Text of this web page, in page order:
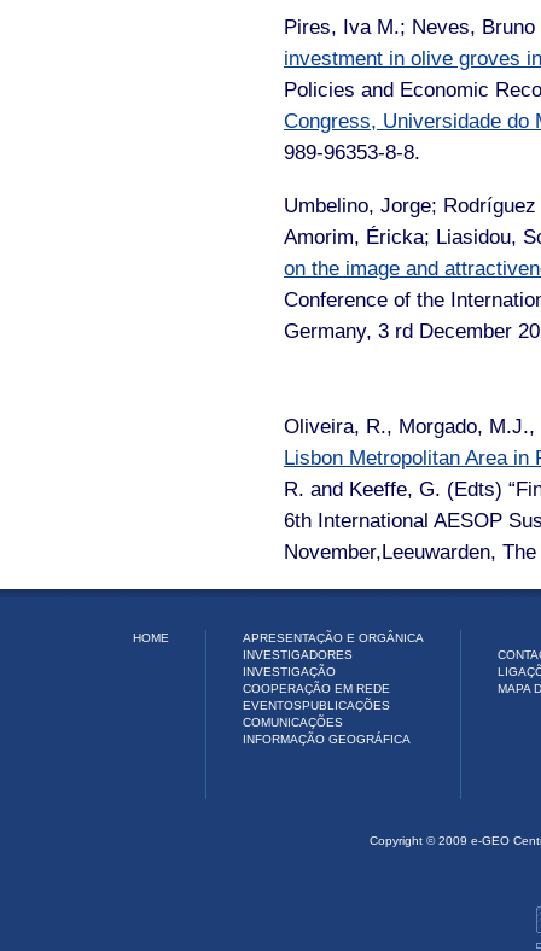
Pires, Iva M.; Neves, Bruno
investment in olive groves
Policies and Economic
Congress, Universidade do
989-96353-8-8.
Umbelino, Jorge;
Amorim, Éricka; Liasidou,
on the image and
Conference of the
Germany, 3 rd December
Oliveira, R., Morgado,
Lisbon Metropolitan Area in
R. and Keeffe, G. (Edts)
6th International AESOP
November,Leeuwarden,
HOME
APRESENTAÇÃO E ORGÂNICA
INVESTIGADORES
INVESTIGAÇÃO
COOPERAÇÃO EM REDE
EVENTOSPUBLICAÇÕES
COMUNICAÇÕES
INFORMAÇÃO GEOGRÁFICA
MAPA
Copyright © 2009 e-GEO